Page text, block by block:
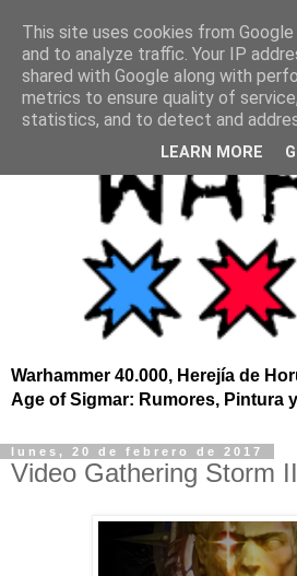
Warhammer 40.000, Herejía de
Age of Sigmar: Rumores, Pintura
lunes, 20 de febrero de 2017
Video Gathering Storm
This site uses cookies from
and to analyze traffic. Your IP
shared with Google along with
metrics to ensure quality of
statistics, and to detect and
LEARN MORE